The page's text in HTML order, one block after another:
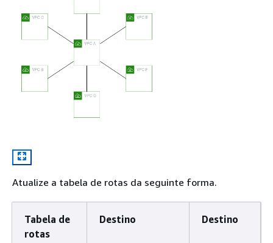
Atualize a tabela de rotas da seguinte forma.
Tabela de
rotas
Destino Destino